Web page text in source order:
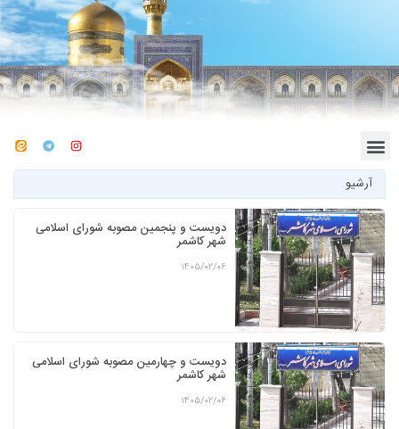
آرشیو
دویست و پنجمین مصوبه شورای اسلامی
شهر کاشمر
1405/02/06
دویست و چهارمین مصوبه شورای اسلامی
شهر کاشمر
1405/02/06